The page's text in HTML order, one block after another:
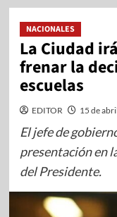
NACIONALES
La Ciudad
frenar la
escuelas
EDITOR 15 de
El jefe de
presentación en
del Presidente.